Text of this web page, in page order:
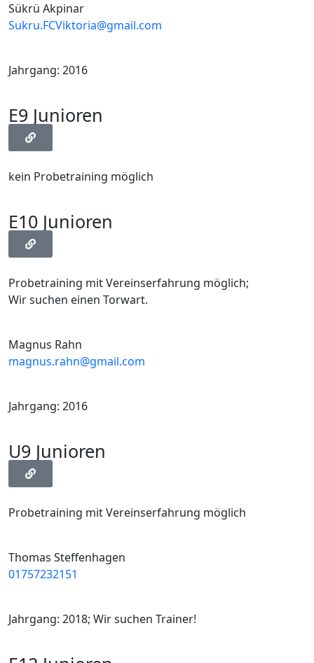
Sükrü Akpinar
Sukru.FCViktoria@gmail.com
Jahrgang: 2016
E9 Junioren
kein Probetraining möglich
E10 Junioren
Probetraining mit Vereinserfahrung möglich;
Wir suchen einen Torwart.
Magnus Rahn
magnus.rahn@gmail.com
Jahrgang: 2016
U9 Junioren
Probetraining mit Vereinserfahrung möglich
Thomas Steffenhagen
01757232151
Jahrgang: 2018; Wir suchen Trainer!